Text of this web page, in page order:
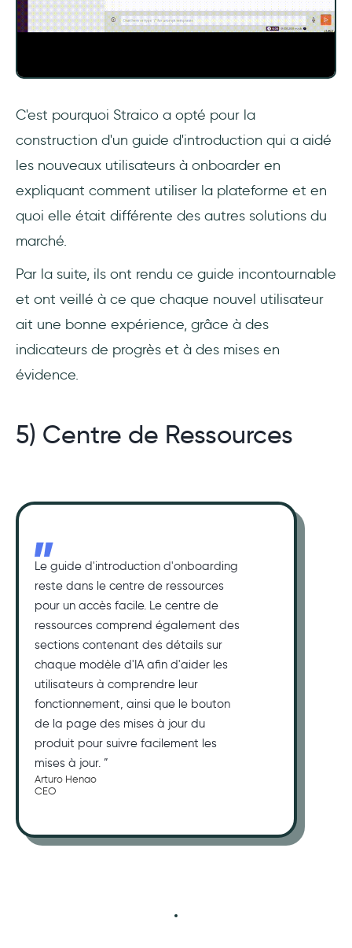
C'est pourquoi Straico a opté pour la
construction d'un guide d'introduction qui a aidé
les nouveaux utilisateurs à onboarder en
expliquant comment utiliser la plateforme et en
quoi elle était différente des autres solutions du
marché.
Par la suite, ils ont rendu ce guide incontournable
et ont veillé à ce que chaque nouvel utilisateur
ait une bonne expérience, grâce à des
indicateurs de progrès et à des mises en
évidence.
5) Centre de Ressources
Le guide d'introduction d'onboarding
reste dans le centre de ressources
pour un accès facile. Le centre de
ressources comprend également des
sections contenant des détails sur
chaque modèle d'IA afin d'aider les
utilisateurs à comprendre leur
fonctionnement, ainsi que le bouton
de la page des mises à jour du
produit pour suivre facilement les
mises à jour. ”
Arturo Henao
CEO